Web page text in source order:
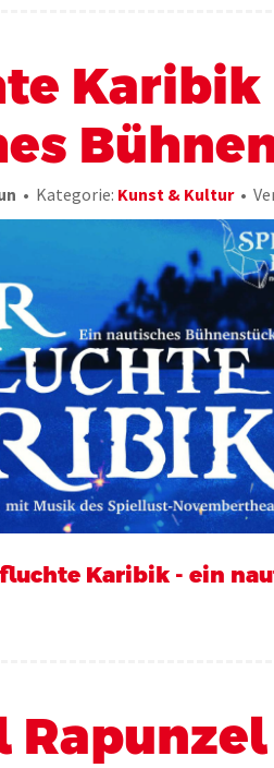
Karibik
Kategorie: Kunst & Kultur
Karibik - ein
Rapunzel